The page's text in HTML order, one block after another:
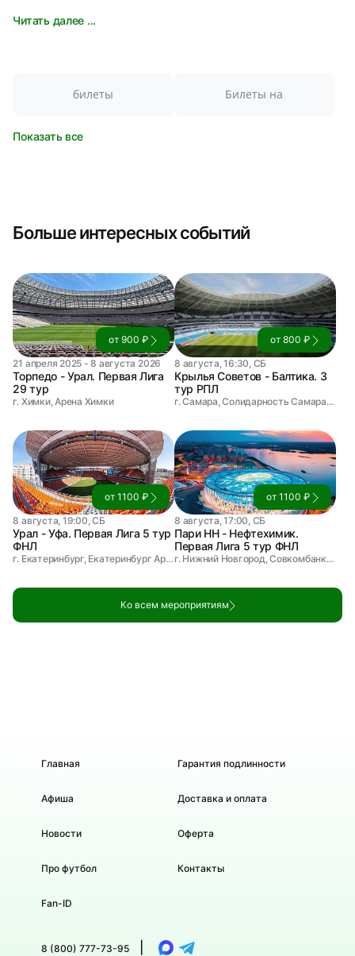
Читать далее ...
билеты Билеты на
Показать все
Больше интересных событий
от 900 ₽
21 апреля 2025 - 8 августа 2026
Торпедо - Урал. Первая Лига
29 тур
г. Химки, Арена Химки
от 800 ₽
8 августа, 16:30, СБ
Крылья Советов - Балтика. 3
тур РПЛ
г. Самара, Солидарность Самара Арена
от 1100 ₽
8 августа, 19:00, СБ
Урал - Уфа. Первая Лига 5 тур
ФНЛ
г. Екатеринбург, Екатеринбург Арена
от 1100 ₽
8 августа, 17:00, СБ
Пари НН - Нефтехимик.
Первая Лига 5 тур ФНЛ
г. Нижний Новгород, Совкомбанк Арена
Ко всем мероприятиям
Главная
Афиша
Новости
Про футбол
Fan-ID
Гарантия подлинности
Доставка и оплата
Оферта
Контакты
8 (800) 777-73-95